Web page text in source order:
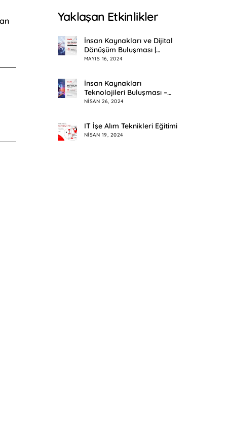
Yaklaşan Etkinlikler
İnsan Kaynakları ve Dijital
Dönüşüm Buluşması |
Eskişehir
MAYIS 16, 2024
İnsan Kaynakları
Teknolojileri Buluşması –
HR Tech Meetup
NISAN 26, 2024
IT İşe Alım Teknikleri Eğitimi
NISAN 19, 2024